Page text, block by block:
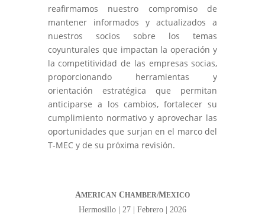
reafirmamos nuestro compromiso de
mantener informados y actualizados a
nuestros socios sobre los temas
coyunturales que impactan la operación y
la competitividad de las empresas socias,
proporcionando herramientas y
orientación estratégica que permitan
anticiparse a los cambios, fortalecer su
cumplimiento normativo y aprovechar las
oportunidades que surjan en el marco del
T-MEC y de su próxima revisión.
AMERICANCHAMBER/MEXICO
Hermosillo | 27 | Febrero | 2026